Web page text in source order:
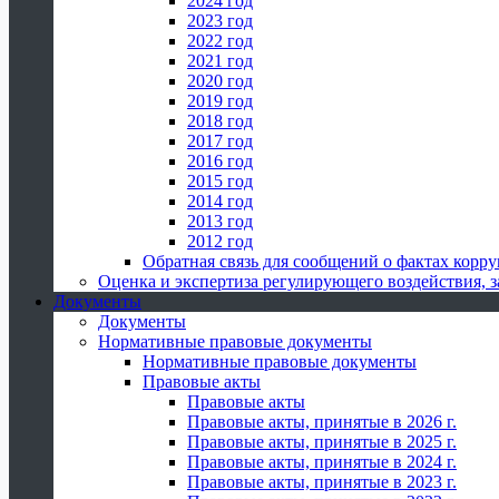
2023 год
2022 год
2021 год
2020 год
2019 год
2018 год
2017 год
2016 год
2015 год
2014 год
2013 год
2012 год
Обратная связь для сообщений о фактах
Оценка и экспертиза регулирующего
Документы
Документы
Нормативные правовые документы
Нормативные правовые документы
Правовые акты
Правовые акты
Правовые акты, принятые в 2026 г.
Правовые акты, принятые в 2025 г.
Правовые акты, принятые в 2024 г.
Правовые акты, принятые в 2023 г.